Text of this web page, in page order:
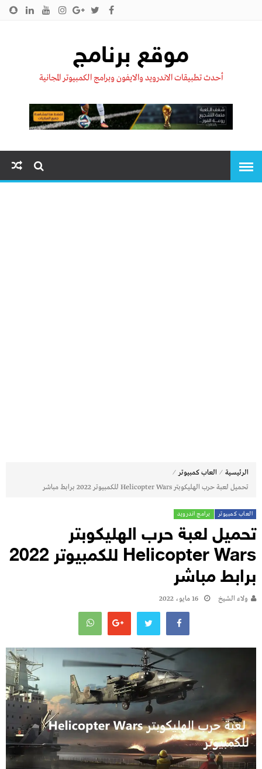
موقع برنامج
أحدث تطبيقات الاندرويد والايفون وبرامج الكمبيوتر المجانية
الرئيسية ⁄ العاب كمبيوتر ⁄
تحميل لعبة حرب الهليكوبتر Helicopter Wars للكمبيوتر 2022 برابط مباشر
العاب كمبيوتر برامج اندرويد
تحميل لعبة حرب الهليكوبتر
Helicopter Wars للكمبيوتر 2022
برابط مباشر
ولاء الشيخ 16 مايو، 2022